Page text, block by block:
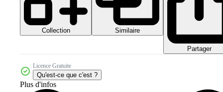
Collection Similaire
Partager
Licence Gratuite
Qu'est-ce que c'est ?
Plus d'infos